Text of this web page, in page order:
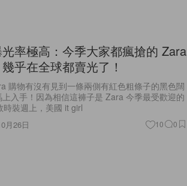
率極高：今季大家都瘋搶的 Zara
乎在全球都賣光了！
購物有沒有見到一條兩側有紅色粗條子的黑色闊
入手！因為相信這褲子是 Zara 今季最受歡迎的
裝週上，美國 it girl
月26日 10 0